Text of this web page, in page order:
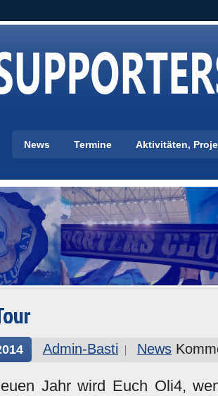
News Termine Aktivitäten,
Admin-Basti News
Jahr wird Euch Oli4,